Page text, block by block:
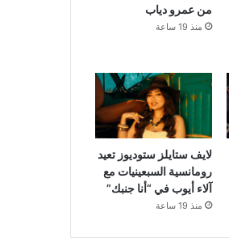
من عمرو دياب
منذ 19 ساعة
لايف ستايلز ستوديوز تعيد
رومانسية السبعينيات مع
آلاء أيوب في “أنا جنبك”
منذ 19 ساعة